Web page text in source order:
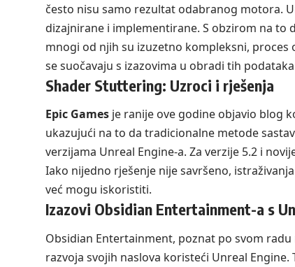
često nisu samo rezultat odabranog motora.
dizajnirane i implementirane. S obzirom na to
mnogi od njih su izuzetno kompleksni,
se suočavaju s izazovima u obradi tih
Shader Stuttering: Uzroci i rješenja
Epic Gamesje ranije ove godine objavio blog
ukazujući na to da tradicionalne metode
verzijama Unreal Engine-a. Za verzije 5.2 i
Iako nijedno rješenje nije savršeno,
već mogu iskoristiti.
Izazovi Obsidian Entertainment-a s
Obsidian Entertainment, poznat po svom
razvoja svojih naslova koristeći Unreal